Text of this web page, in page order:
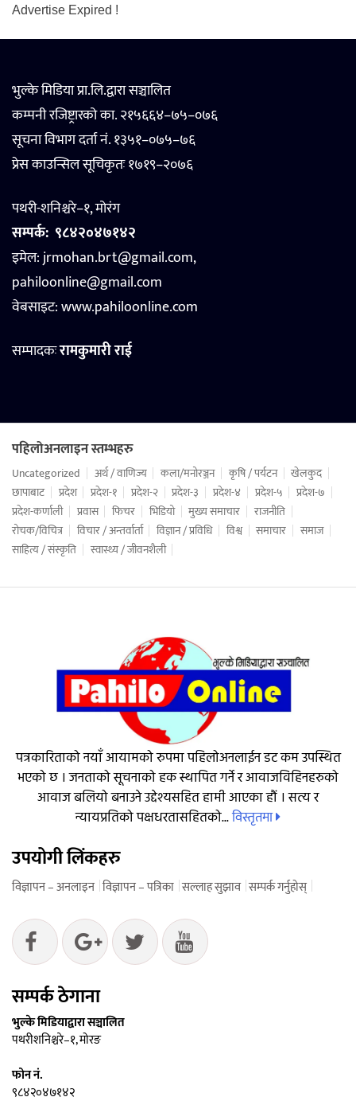
Advertise Expired !
भुल्के मिडिया प्रा.लि.द्वारा सञ्चालित
कम्पनी रजिष्ट्रारको का. २१५६६४–७५–०७६
सूचना विभाग दर्ता नं. १३५१–०७५–७६
प्रेस काउन्सिल सूचिकृतः १७१९–२०७६
पथरी-शनिश्चरे–१, मोरंग
सम्पर्क: ९८४२०४७१४२
इमेल: jrmohan.brt@gmail.com,
pahiloonline@gmail.com
वेबसाइट:www.pahiloonline.com
सम्पादकःरामकुमारी राई
पहिलोअनलाइन स्तम्भहरु
Uncategorized अर्थ / वाणिज्य कला/मनोरञ्जन कृषि / पर्यटन
खेलकुद
छापाबाट
प्रदेश प्रदेश-१ प्रदेश-२ प्रदेश-३ प्रदेश-४ प्रदेश-५
प्रदेश-७
प्रदेश-कर्णाली
प्रवास फिचर भिडियो मुख्य समाचार
राजनीति
रोचक/विचित्र
विचार / अन्तर्वार्ता विज्ञान / प्रविधि विश्व समाचार
समाज
साहित्य / संस्कृति
स्वास्थ्य / जीवनशैली
पत्रकारिताको नयाँ आयामको रुपमा पहिलोअनलाईन डट कम उपस्थित
भएको छ । जनताको सूचनाको हक स्थापित गर्ने र आवाजविहिनहरुको
आवाज बलियो बनाउने उद्देश्यसहित हामी आएका हौं । सत्य र
न्यायप्रतिको पक्षधरतासहितको...विस्तृतमा
उपयोगी लिंकहरु
विज्ञापन – अनलाइन विज्ञापन – पत्रिका सल्लाह सुझाव सम्पर्क गर्नुहोस्
सम्पर्क ठेगाना
भुल्के मिडियाद्वारा सञ्चालित
पथरीशनिश्चरे–१, मोरङ
फोन नं.
९८४२०४७१४२